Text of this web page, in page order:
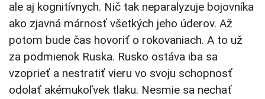
ale aj kognitívnych. Nič tak neparalyzuje bojovníka
ako zjavná márnosť všetkých jeho úderov. Až
potom bude čas hovoriť o rokovaniach. A to už
za podmienok Ruska. Rusko ostáva iba sa
vzoprieť a nestratiť vieru vo svoju schopnosť
odolať akémukoľvek tlaku. Nesmie sa nechať